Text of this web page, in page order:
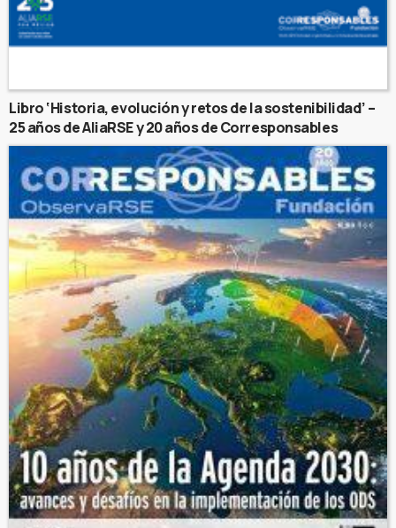
Libro ‘Historia, evolución y retos de la sostenibilidad’ –
25 años de AliaRSE y 20 años de Corresponsables